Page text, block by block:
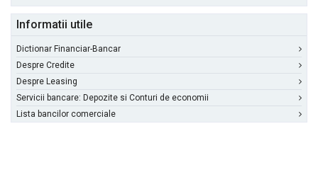
Informatii utile
Dictionar Financiar-Bancar
Despre Credite
Despre Leasing
Servicii bancare: Depozite si Conturi de economii
Lista bancilor comerciale